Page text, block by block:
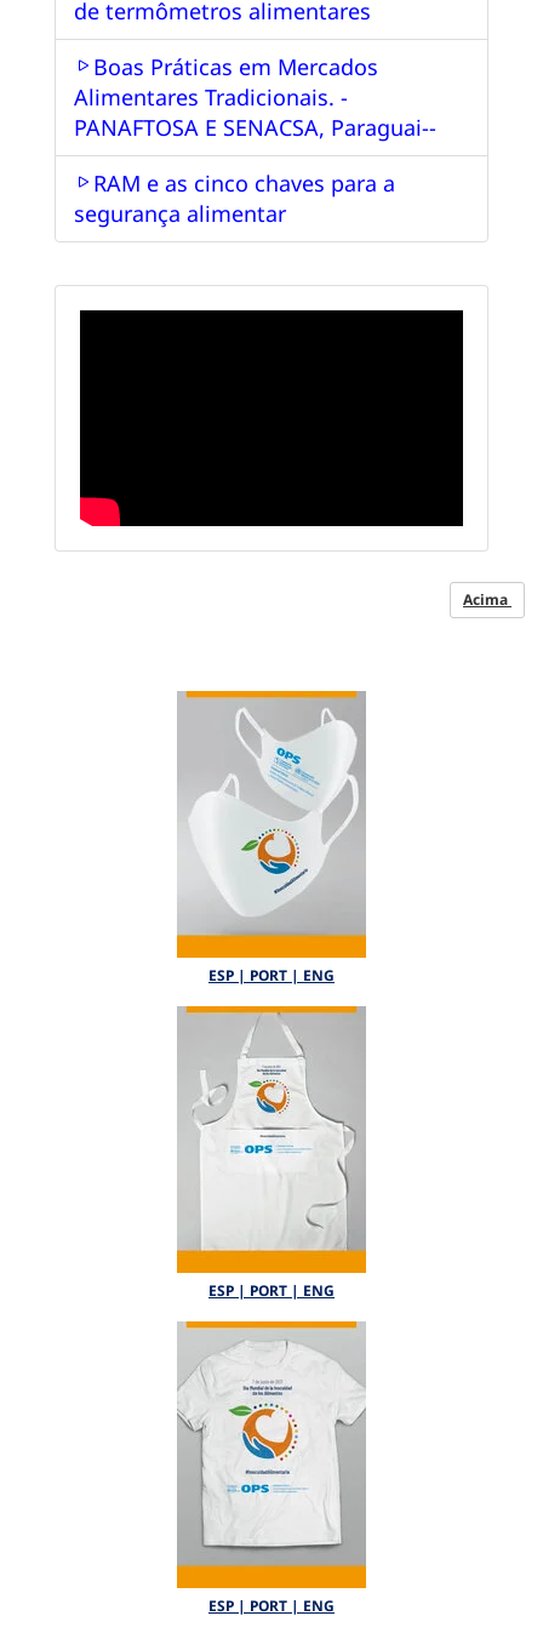
de termômetros alimentares
Boas Práticas em Mercados
Alimentares Tradicionais. -
PANAFTOSA E SENACSA, Paraguai--
RAM e as cinco chaves para a
segurança alimentar
Acima
ESP | PORT | ENG
ESP | PORT | ENG
ESP | PORT | ENG